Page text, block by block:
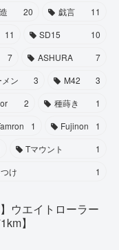
20 戯言
11
11 SD15
10
7 ASHURA
7
メン 3 M42
3
2 種蒔き
1
1 Fujinon
1
Tマウント
1
け 1
ウエイトローラー
】